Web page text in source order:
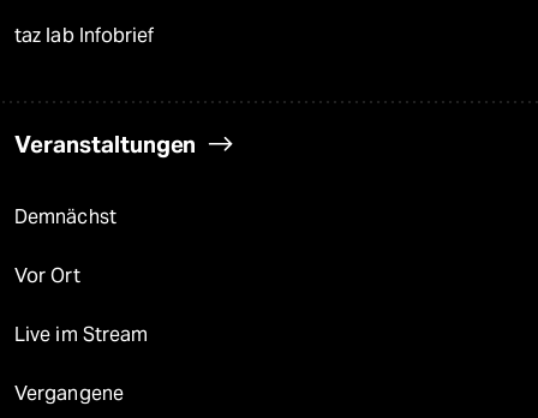
taz lab Infobrief
Veranstaltungen
Demnächst
Vor Ort
Live im Stream
Vergangene